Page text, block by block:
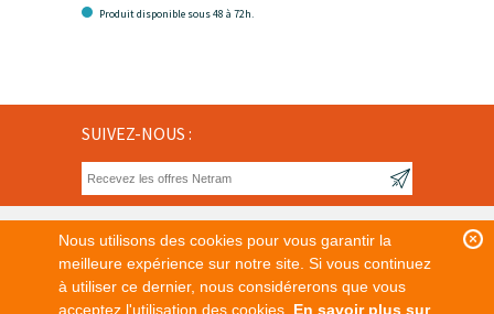
Nous utilisons des cookies pour vous garantir la
meilleure expérience sur notre site. Si vous continuez
à utiliser ce dernier, nous considérerons que vous
acceptez l'utilisation des cookies. En savoir plus sur
Produit disponible sous 48 à 72h.
SUIVEZ-NOUS :
Tous nos prix sont affichés en Euros hors taxe.